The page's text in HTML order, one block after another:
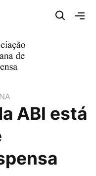
ABI está